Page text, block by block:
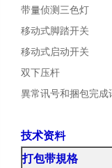
带量侦测三色灯
移动式脚踏开关
移动式启动开关
双下压杆
異常讯号和捆包完成
技术资料
打包带規格